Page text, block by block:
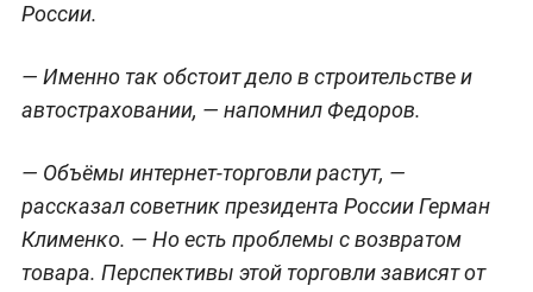
России.
— Именно так обстоит дело в строительстве и
автостраховании, — напомнил Федоров.
— Объёмы интернет-торговли растут, —
рассказал советник президента России Герман
Клименко. — Но есть проблемы с возвратом
товара. Перспективы этой торговли зависят от